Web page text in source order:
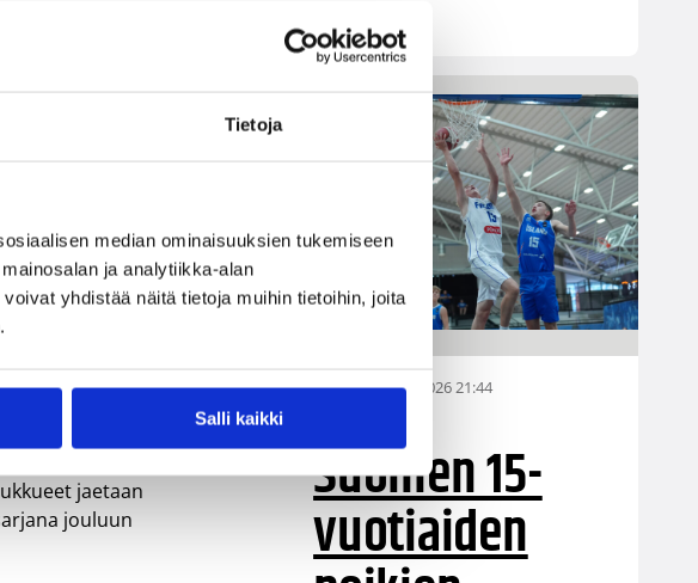
Tietoja
median ominaisuuksien tukemiseen
ja analytiikka-alan
yhdistää näitä tietoja muihin tietoihin, joita
Salli kaikki
karsintakierros II
on mukana
I
neljän joukkueen
I karsinta
sijoille 17.-23.
voitolla
jaetaan
jouluun
MU15 06.08.2026 21:44
Suomen 15-
vuotiaiden